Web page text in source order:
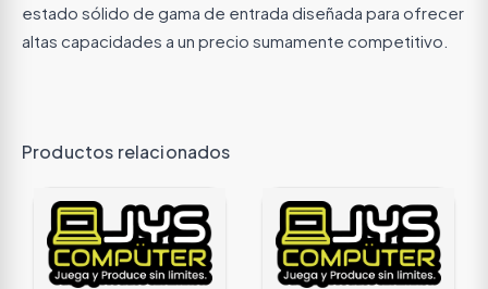
estado sólido de gama de entrada diseñada para ofrecer
altas capacidades a un precio sumamente competitivo.
Productos relacionados